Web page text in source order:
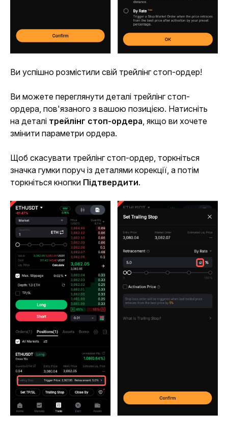
Ви успішно розмістили свій трейлінг стоп-ордер!
Ви можете переглянути деталі трейлінг стоп-
ордера, пов'язаного з вашою позицією. Натисніть
на деталі трейлінг стоп-ордера , якщо ви хочете
змінити параметри ордера.
Щоб скасувати трейлінг стоп-ордер, торкніться
значка гумки поруч із деталями корекції, а потім
торкніться кнопки Підтвердити.